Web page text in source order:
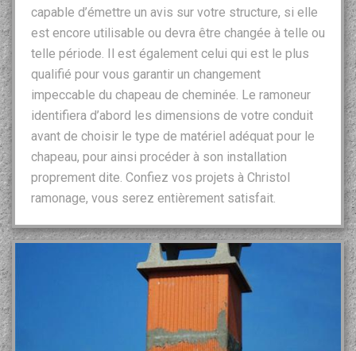
capable d’émettre un avis sur votre structure, si elle
est encore utilisable ou devra être changée à telle ou
telle période. Il est également celui qui est le plus
qualifié pour vous garantir un changement
impeccable du chapeau de cheminée. Le ramoneur
identifiera d’abord les dimensions de votre conduit
avant de choisir le type de matériel adéquat pour le
chapeau, pour ainsi procéder à son installation
proprement dite. Confiez vos projets à Christol
ramonage, vous serez entièrement satisfait.